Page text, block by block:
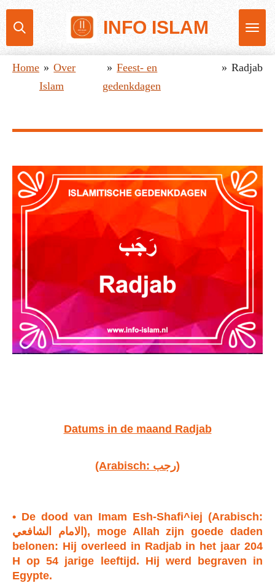
direct
naar
de
hoofdinhoud
INFO ISLAM
Home » Over
Islam
» Feest- en
gedenkdagen
» Radjab
Datums in de maand Radjab
(Arabisch: رجب)
• De dood van Imam Esh-Shafi^iej (Arabisch:
الامام الشافعي), moge Allah zijn goede daden
belonen: Hij overleed in Radjab in het jaar 204
H op 54 jarige leeftijd. Hij werd begraven in
Egypte.